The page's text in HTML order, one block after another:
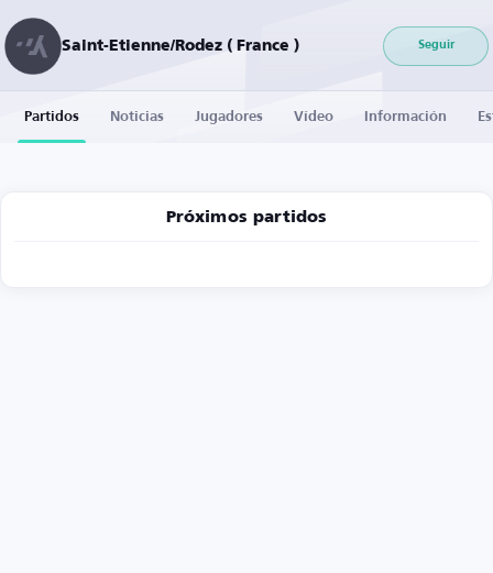
Saint-Etienne/Rodez ( France ) Seguir
Partidos Noticias Jugadores Vídeo Información
Próximos partidos